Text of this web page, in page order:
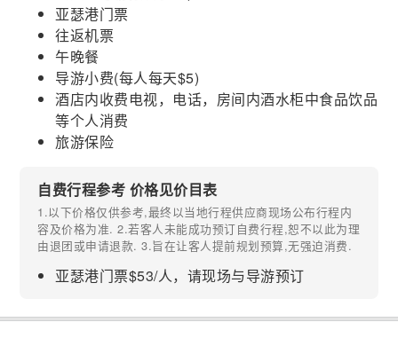
亚瑟港门票
往返机票
午晚餐
导游小费(每人每天$5)
酒店内收费电视，电话，房间内酒水柜中食品饮品
等个人消费
旅游保险
自费行程参考 价格见价目表
1.以下价格仅供参考,最终以当地行程供应商现场公布行程内
容及价格为准. 2.若客人未能成功预订自费行程,恕不以此为理
由退团或申请退款. 3.旨在让客人提前规划预算,无强迫消费.
亚瑟港门票$53/人，请现场与导游预订